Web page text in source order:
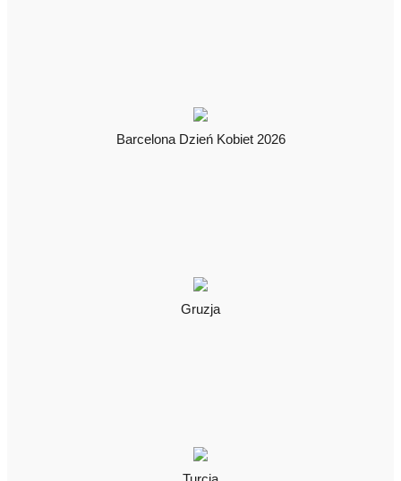
Barcelona Dzień Kobiet 2026
Gruzja